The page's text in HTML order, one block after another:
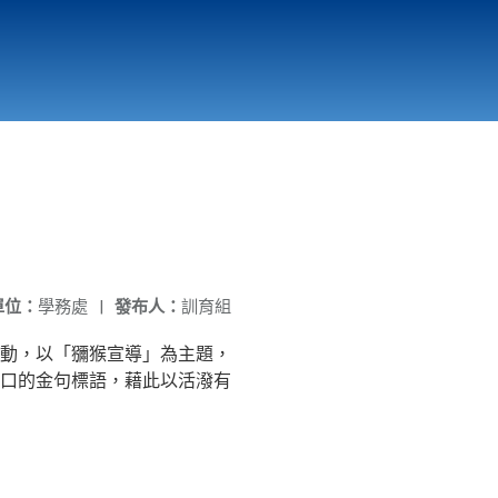
發布人： 訓育組
： 學務處 |
，以「獼猴宣導」為主題，
的金句標語，藉此以活潑有